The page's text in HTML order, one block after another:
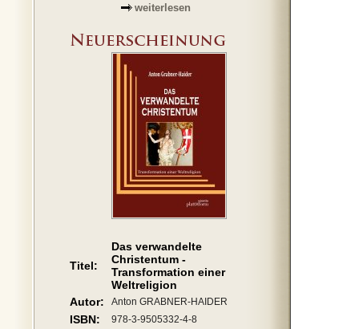
weiterlesen
Titel:
Das verwandelte
Christentum -
Transformation einer
Weltreligion
Autor:
Anton GRABNER-HAIDER
ISBN: 978-3-9505332-4-8